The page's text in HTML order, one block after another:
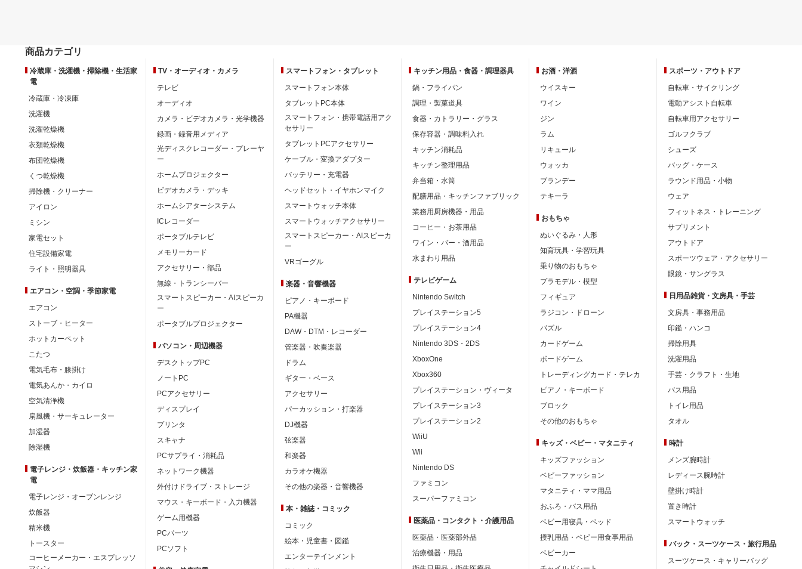
商品カテゴリ
冷蔵庫・洗濯機・掃除機・生活家
電
冷蔵庫・冷凍庫
洗濯機
洗濯乾燥機
衣類乾燥機
布団乾燥機
くつ乾燥機
掃除機・クリーナー
アイロン
ミシン
家電セット
住宅設備家電
ライト・照明器具
エアコン・空調・季節家電
エアコン
ストーブ・ヒーター
ホットカーペット
こたつ
電気毛布・膝掛け
電気あんか・カイロ
空気清浄機
扇風機・サーキュレーター
加湿器
除湿機
電子レンジ・炊飯器・キッチン家
電
電子レンジ・オーブンレンジ
炊飯器
精米機
トースター
コーヒーメーカー・エスプレッソ
TV・オーディオ・カメラ
テレビ
オーディオ
カメラ・ビデオカメラ・光学機器
録画・録音用メディア
光ディスクレコーダー・プレーヤ
ー
ホームプロジェクター
ビデオカメラ・デッキ
ホームシアターシステム
ICレコーダー
ポータブルテレビ
メモリーカード
アクセサリー・部品
無線・トランシーバー
スマートスピーカー・AIスピーカ
ー
ポータブルプロジェクター
パソコン・周辺機器
デスクトップPC
ノートPC
PCアクセサリー
ディスプレイ
プリンタ
スキャナ
PCサプライ・消耗品
ネットワーク機器
外付けドライブ・ストレージ
マウス・キーボード・入力機器
ゲーム用機器
PCパーツ
PCソフト
スマートフォン・ タブレット
スマートフォン本体
タブレットPC本体
スマートフォン・携帯電話用アク
セサリー
タブレットPCアクセサリー
ケーブル・変換アダプター
バッテリー・充電器
ヘッドセット・イヤホンマイク
スマートウォッチ本体
スマートウォッチアクセサリー
スマートスピーカー・AIスピーカ
ー
VRゴーグル
楽器・音響機器
ピアノ・キーボード
PA機器
DAW・DTM・レコーダー
管楽器・吹奏楽器
ドラム
ギター・ベース
アクセサリー
パーカッション・打楽器
DJ機器
弦楽器
和楽器
カラオケ機器
その他の楽器・音響機器
本・雑誌・コミック
コミック
絵本・児童書・図鑑
エンターテインメント
キッチン用品・ 食器・調理器具
鍋・フライパン
調理・製菓道具
食器・カトラリー・グラス
保存容器・調味料入れ
キッチン消耗品
キッチン整理用品
弁当箱・水筒
配膳用品・キッチンファブリック
業務用厨房機器・用品
コーヒー・お茶用品
ワイン・バー・酒用品
水まわり用品
テレビゲーム
Nintendo Switch
プレイステーション5
プレイステーション4
Nintendo 3DS・2DS
XboxOne
Xbox360
プレイステーション・ヴィータ
プレイステーション3
プレイステーション2
WiiU
Wii
Nintendo DS
ファミコン
スーパーファミコン
医薬品・コンタクト・介護用品
医薬品・医薬部外品
治療機器・用品
お酒・洋酒
ウイスキー
ワイン
ジン
ラム
リキュール
ウォッカ
ブランデー
テキーラ
おもちゃ
ぬいぐるみ・人形
知育玩具・学習玩具
乗り物のおもちゃ
プラモデル・模型
フィギュア
ラジコン・ドローン
パズル
カードゲーム
ボードゲーム
トレーディングカード・テレカ
ピアノ・キーボード
ブロック
その他のおもちゃ
キッズ・ベビー・ マタニティ
キッズファッション
ベビーファッション
マタニティ・ママ用品
おふろ・バス用品
ベビー用寝具・ベッド
授乳用品・ベビー用食事用品
ベビーカー
スポーツ・ アウトドア
自転車・サイクリング
電動アシスト自転車
自転車用アクセサリー
ゴルフクラブ
シューズ
バッグ・ケース
ラウンド用品・小物
ウェア
フィットネス・トレーニング
サプリメント
アウトドア
スポーツウェア・アクセサリー
眼鏡・サングラス
日用品雑貨・文房具・手芸
文房具・事務用品
印鑑・ハンコ
掃除用具
洗濯用品
手芸・クラフト・生地
バス用品
トイレ用品
タオル
時計
メンズ腕時計
レディース腕時計
壁掛け時計
置き時計
スマートウォッチ
バック・スーツケース・旅行用品
スーツケース・キャリーバッグ